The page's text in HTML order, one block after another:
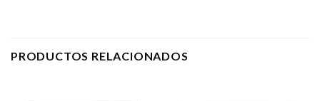
PRODUCTOS RELACIONADOS